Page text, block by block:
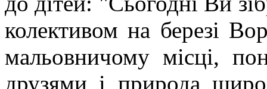
колективом на березі
мальовничому місці,
друзями і природа